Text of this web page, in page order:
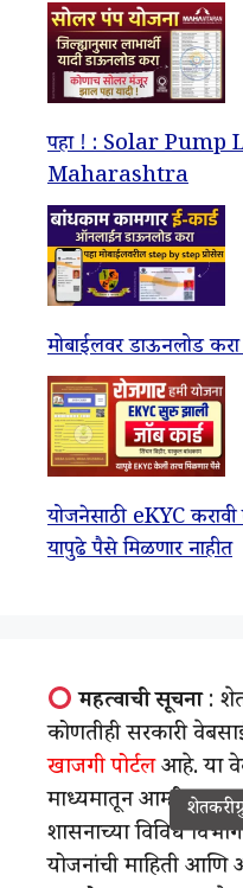
पहा ! : Solar Pump
Maharashtra
मोबाईलवर डाऊनलोड
योजनेसाठी eKYC करावी
यापुढे पैसे मिळणार नाहीत
महत्वाची सूचना:
कोणतीही सरकारी
खाजगी पोर्टलआहे. या
माध्यमातून आम्ही
शासनाच्या विविध
योजनांची माहिती